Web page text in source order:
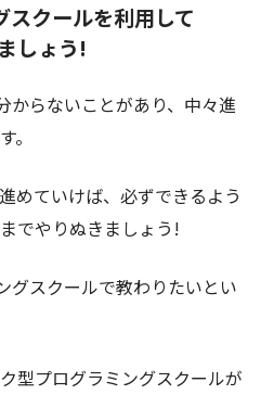
クールを利用して
しょう!
からないことがあり、中々進
。
めていけば、必ずできるよう
でやりぬきましょう!
グスクールで教わりたいとい
型プログラミングスクールが